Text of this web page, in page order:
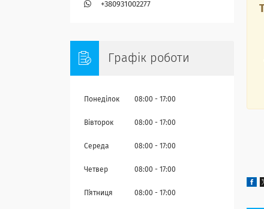
+380931002277
Графік роботи
Понеділок 08:00 17:00
Вівторок 08:00 17:00
Середа 08:00 17:00
Четвер 08:00 17:00
Пʼятниця 08:00 17:00